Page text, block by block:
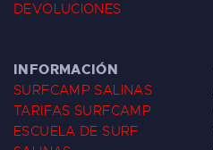
DEVOLUCIONES
INFORMACIÓN
SURFCAMP SALINAS
TARIFAS SURFCAMP
ESCUELA DE SURF